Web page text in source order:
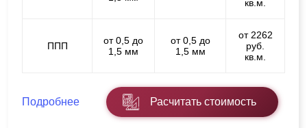
кв.м.
ППП
от 0,5 до
1,5 мм
от 0,5 до
1,5 мм
от 2262
руб.
кв.м.
Подробнее Расчитать стоимость